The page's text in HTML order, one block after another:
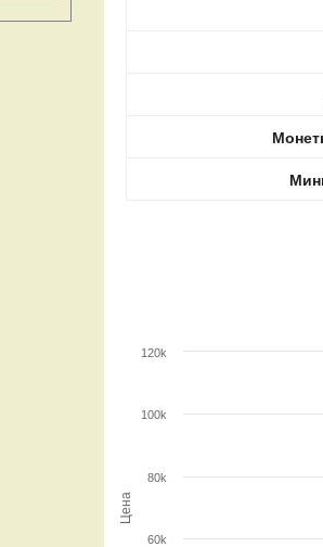
Цена
60k
80k
100k
120k